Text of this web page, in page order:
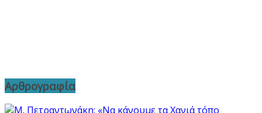
Αρθρογραφία